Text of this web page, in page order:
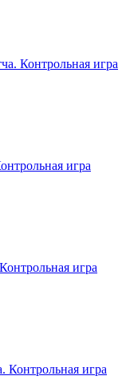
игра
игра
игра
игра